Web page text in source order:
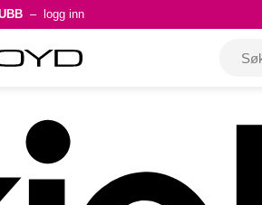
– logg inn